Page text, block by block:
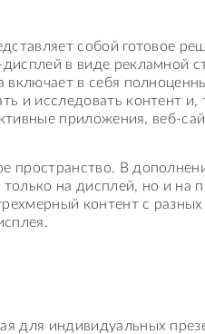
собой готовое
в виде рекламной
включает в себя
и исследовать контент
приложения, веб-
пространство. В
на дисплей, но и
контент с
для индивидуальных